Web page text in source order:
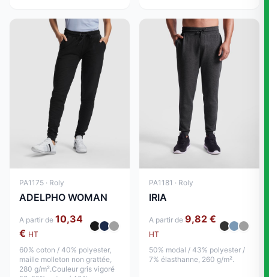
PA1175 · Roly
ADELPHO WOMAN
A partir de 10,34
€ HT
60% coton / 40% polyester,
maille molleton non grattée,
280 g/m².Couleur gris vigoré
PA1181 · Roly
IRIA
A partir de 9,82 €
HT
50% modal / 43% polyester /
7% élasthanne, 260 g/m².